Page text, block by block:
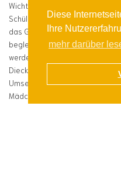
Diese
Ihre
mehr darüber
Wichtig war dabei auch: Die
Schülern selbst bezahlt werden.
das Geld dafür aktiv
begleitet, damit am Ende alle,
werden konnten. Dank der
Dieckmann konnte die
Umsetzung reibungslos
Mädchen die Stifte in den